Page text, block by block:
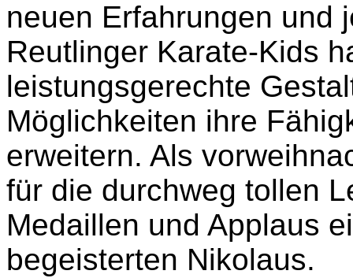
neuen Erfahrungen und
Reutlinger Karate-Kids
leistungsgerechte
Möglichkeiten ihre
erweitern. Als
für die durchweg tollen
Medaillen und Applaus
begeisterten Nikolaus.